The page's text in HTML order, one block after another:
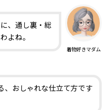
着物好きマダム
、通し裏・総
よね。
、おしゃれな仕立て方です